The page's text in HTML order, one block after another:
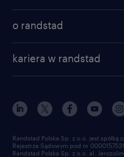
praca w amazon
o randstad
dla mediów
dla dostawców
kariera w randstad
nasz świat
pracuj w randstad
złóż CV
Randstad Polska Sp. z o.o. jest spółką
Rejestrze Sądowym pod nr
Randstad Polska Sp. z o.o. al.